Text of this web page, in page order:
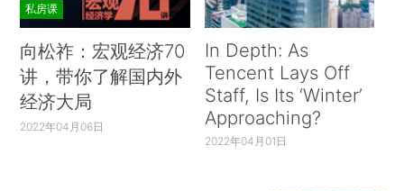
私房课
向松祚：宏观经济70
讲，带你了解国内外
经济大局
2022年04月06日
In Depth: As
Tencent Lays Off
Staff, Is Its ‘Winter’
Approaching?
2022年04月01日